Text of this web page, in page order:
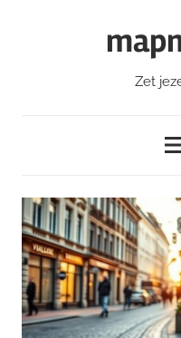
Zet